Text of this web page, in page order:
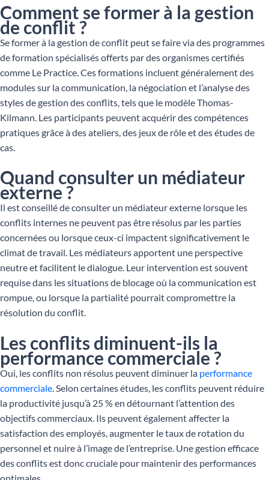
Comment se former à la gestion
de conflit ?
Se former à la gestion de conflit peut se faire via des programmes
de formation spécialisés offerts par des organismes certifiés
comme Le Practice. Ces formations incluent généralement des
modules sur la communication, la négociation et l’analyse des
styles de gestion des conflits, tels que le modèle Thomas-
Kilmann. Les participants peuvent acquérir des compétences
pratiques grâce à des ateliers, des jeux de rôle et des études de
cas.
Quand consulter un médiateur
externe ?
Il est conseillé de consulter un médiateur externe lorsque les
conflits internes ne peuvent pas être résolus par les parties
concernées ou lorsque ceux-ci impactent significativement le
climat de travail. Les médiateurs apportent une perspective
neutre et facilitent le dialogue. Leur intervention est souvent
requise dans les situations de blocage où la communication est
rompue, ou lorsque la partialité pourrait compromettre la
résolution du conflit.
Les conflits diminuent-ils la
performance commerciale ?
Oui, les conflits non résolus peuvent diminuer la performance
commerciale. Selon certaines études, les conflits peuvent réduire
la productivité jusqu’à 25 % en détournant l’attention des
objectifs commerciaux. Ils peuvent également affecter la
satisfaction des employés, augmenter le taux de rotation du
personnel et nuire à l’image de l’entreprise. Une gestion efficace
des conflits est donc cruciale pour maintenir des performances